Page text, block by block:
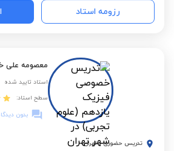
رزومه استاد
معصومه علی
استاد تایید شده
سطح استاد:
بدون
تدریس حضوری - تهران